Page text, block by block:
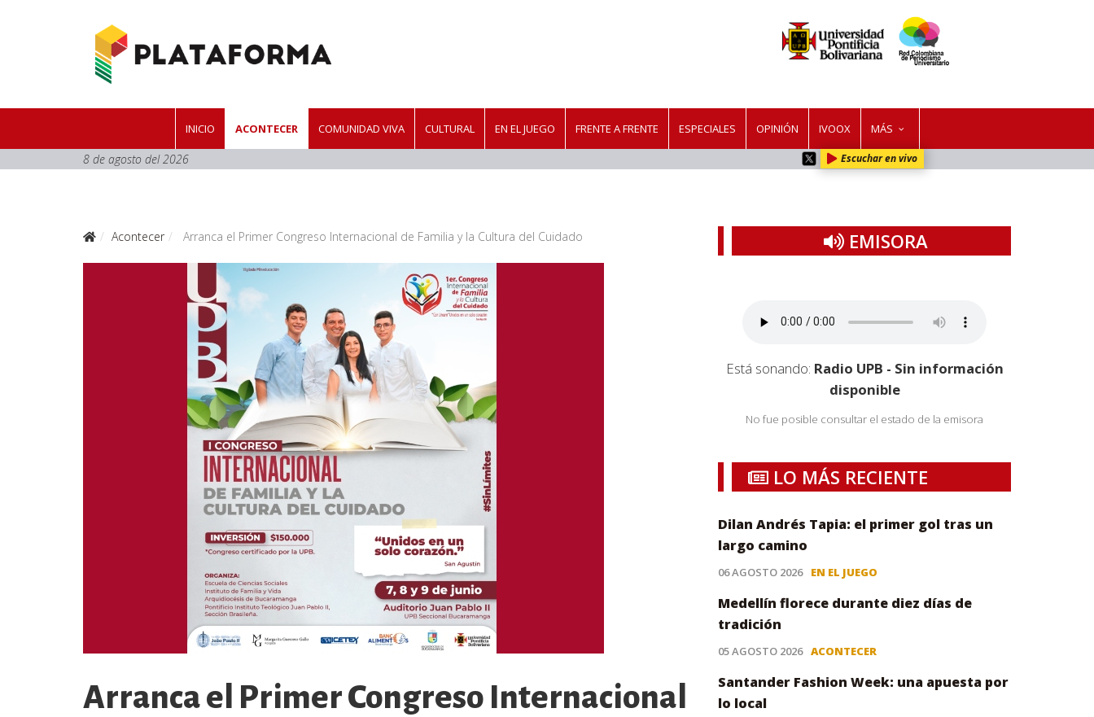
INICIO ACONTECER COMUNIDAD VIVA CULTURAL EN EL JUEGO FRENTE A FRENTE ESPECIALES OPINIÓN IVOOX MÁS
8 de agosto del 2026 Escuchar en vivo
Acontecer Arranca el Primer Congreso Internacional de Familia y la Cultura del Cuidado
Arranca el Primer Congreso Internacional
EMISORA
Está sonando: Radio UPB - Sin información
disponible
No fue posible consultar el estado de la emisora
LO MÁS RECIENTE
Dilan Andrés Tapia: el primer gol tras un
largo camino
06 AGOSTO 2026 EN EL JUEGO
Medellín florece durante diez días de
tradición
05 AGOSTO 2026 ACONTECER
Santander Fashion Week: una apuesta por
lo local